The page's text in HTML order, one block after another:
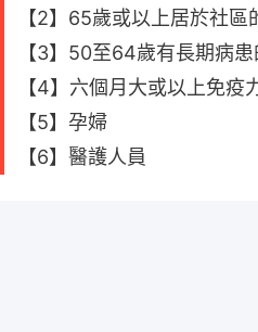
【2】65歲或以上居於社區
【3】50至64歲有長期病
【4】六個月大或以上免疫
【5】孕婦
【6】醫護人員